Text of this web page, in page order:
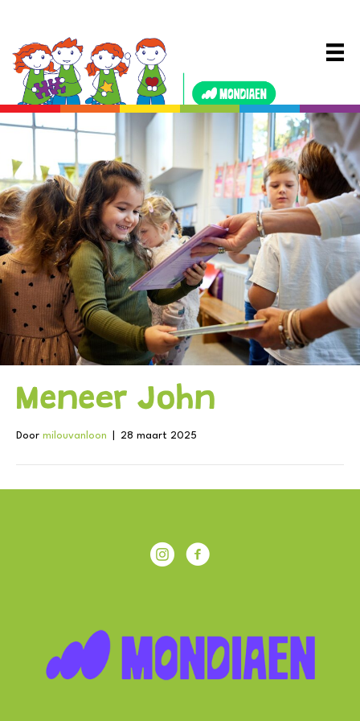
Meneer John
Door milouvanloon 28 maart 2025
IKC AchterbergFacebook IKC Achterberg